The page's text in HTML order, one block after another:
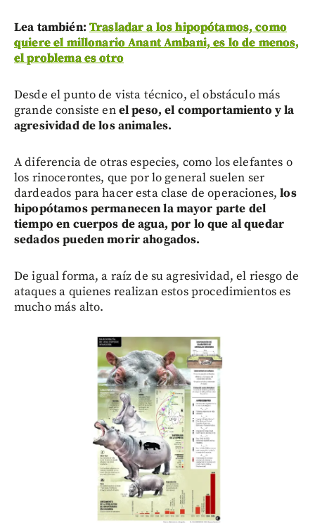
Lea también: Trasladar a los hipopótamos, como
quiere el millonario Anant Ambani, es lo de menos,
el problema es otro
Desde el punto de vista técnico, el obstáculo más
grande consiste enel peso, el comportamiento y la
agresividad de los animales.
A diferencia de otras especies, como los elefantes o
los rinocerontes, que por lo general suelen ser
dardeados para hacer esta clase de operaciones,los
hipopótamos permanecen la mayor parte del
tiempo en cuerpos de agua, por lo que al quedar
sedados pueden morir ahogados.
De igual forma, a raíz de su agresividad, el riesgo de
ataques a quienes realizan estos procedimientos es
mucho más alto.